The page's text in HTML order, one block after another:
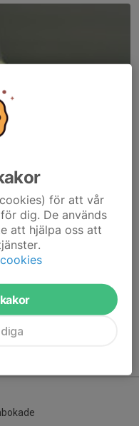
på hemsidan. För
loggar du in högst upp till
för att vår
dig. De används
att hjälpa oss att